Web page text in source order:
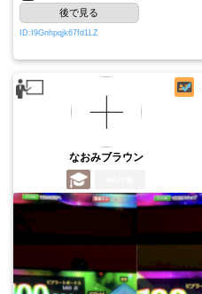
後で見る
ID:I9Gnhpqjk67fd1LZ
なおみブラウン